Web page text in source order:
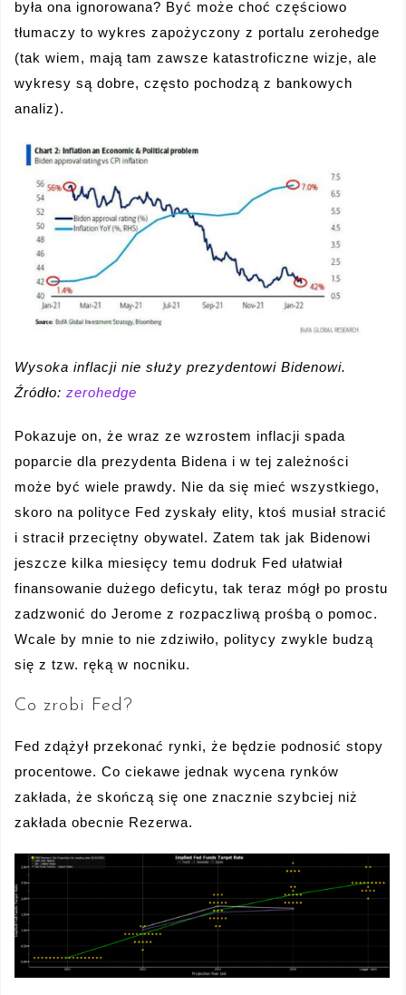
była ona ignorowana? Być może choć częściowo
tłumaczy to wykres zapożyczony z portalu zerohedge
(tak wiem, mają tam zawsze katastroficzne wizje, ale
wykresy są dobre, często pochodzą z bankowych
analiz).
Wysoka inflacji nie służy prezydentowi Bidenowi.
Źródło: zerohedge
Pokazuje on, że wraz ze wzrostem inflacji spada
poparcie dla prezydenta Bidena i w tej zależności
może być wiele prawdy. Nie da się mieć wszystkiego,
skoro na polityce Fed zyskały elity, ktoś musiał stracić
i stracił przeciętny obywatel. Zatem tak jak Bidenowi
jeszcze kilka miesięcy temu dodruk Fed ułatwiał
finansowanie dużego deficytu, tak teraz mógł po prostu
zadzwonić do Jerome z rozpaczliwą prośbą o pomoc.
Wcale by mnie to nie zdziwiło, politycy zwykle budzą
się z tzw. ręką w nocniku.
Co zrobi Fed?
Fed zdążył przekonać rynki, że będzie podnosić stopy
procentowe. Co ciekawe jednak wycena rynków
zakłada, że skończą się one znacznie szybciej niż
zakłada obecnie Rezerwa.